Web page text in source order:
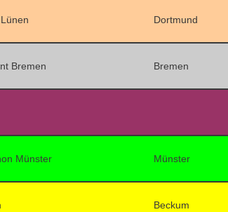
Dortmund
Bremen Bremen
Münster Münster
Beckum